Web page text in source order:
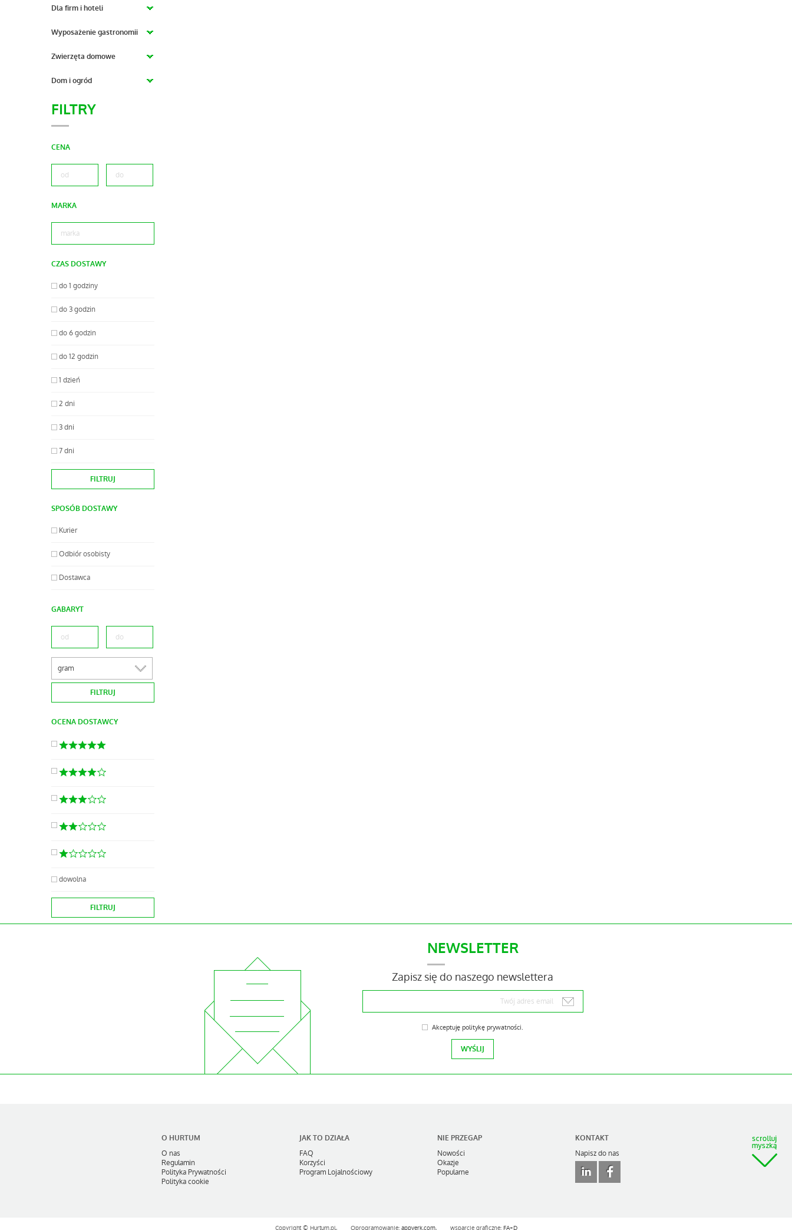
Dla firm i hoteli
Wyposażenie gastronomii
Zwierzęta domowe
Dom i ogród
FILTRY
CENA
MARKA
CZAS DOSTAWY
do 1 godziny
do 3 godzin
do 6 godzin
do 12 godzin
1 dzień
2 dni
3 dni
7 dni
SPOSÓB DOSTAWY
Kurier
Odbiór osobisty
Dostawca
GABARYT
gram
OCENA DOSTAWCY
dowolna
NEWSLETTER
Zapisz się do naszego newslettera
Akceptuję politykę prywatności.
O HURTUM
O nas
Regulamin
Polityka Prywatności
Polityka cookie
JAK TO DZIAŁA
FAQ
Korzyści
Program Lojalnościowy
NIE PRZEGAP
Nowości
Okazje
Popularne
KONTAKT
Napisz do nas
Copyright © Hurtum.pl, Oprogramowanie: appverk.com, wsparcie graficzne: FA+D